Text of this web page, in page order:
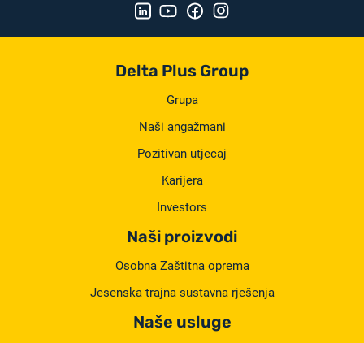
Delta Plus Group
Grupa
Naši angažmani
Pozitivan utjecaj
Karijera
Investors
Naši proizvodi
Osobna Zaštitna oprema
Jesenska trajna sustavna rješenja
Naše usluge